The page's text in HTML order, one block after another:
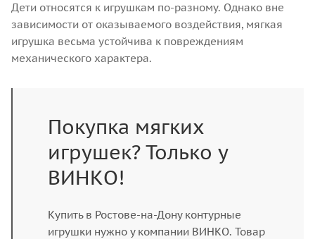
Дети относятся к игрушкам по-разному. Однако вне
зависимости от оказываемого воздействия, мягкая
игрушка весьма устойчива к повреждениям
механического характера.
Покупка мягких
игрушек? Только у
ВИНКО!
Купить в Ростове-на-Дону контурные
игрушки нужно у компании ВИНКО. Товар